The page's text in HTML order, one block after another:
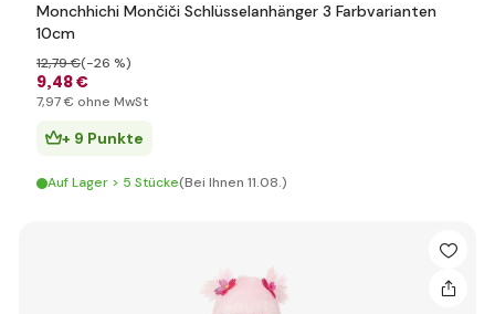
Monchhichi Mončiči Schlüsselanhänger 3 Farbvarianten
10cm
9,48 €
12,79 €(-26 %)
7,97 € ohne MwSt
+ 9 Punkte
Auf Lager > 5 Stücke(Bei Ihnen 11.08.)